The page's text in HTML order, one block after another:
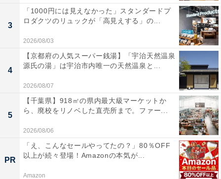
3
「1000円には見えなかった」スタンダードプ
ロダクツのリュックが「高見えする」の...
2026/08/03
4
【京都府の人気スーパー銭湯】「宇治天然温泉
源氏の湯」は宇治市内唯一の天然温泉と...
2026/08/07
5
【千葉県】918㎡の県内最大級マーケットか
ら、廃校をリノベした直売所まで。ファー...
2026/08/06
PR
「え、こんなセールやってたの？」80％OFF
以上が続々登場！Amazonの本気が...
Amazon